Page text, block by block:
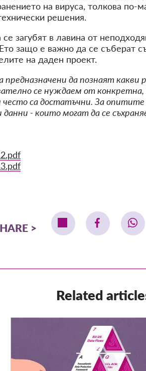
на вируса, толкова по-
решения.
загубят в лавина от
защо е важно да се съберат
на даден проект.
предназначени да познаят
се нуждаем от
са достатъчни. За опитите
- които могат да се
Related